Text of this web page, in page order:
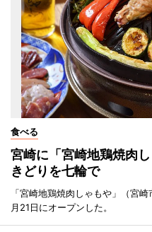
食べる
宮崎に「宮崎地鶏焼肉
きどりを七輪で
「宮崎地鶏焼肉しゃもや」（宮
月21日にオープンした。